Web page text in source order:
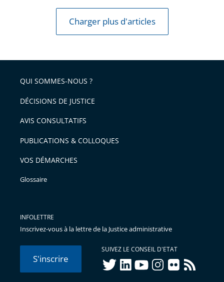
le
Charger plus d'articles
QUI SOMMES-NOUS ?
DÉCISIONS DE JUSTICE
AVIS CONSULTATIFS
PUBLICATIONS & COLLOQUES
VOS DÉMARCHES
Glossaire
INFOLETTRE
Inscrivez-vous à la lettre de la Justice administrative
S'inscrire
SUIVEZ LE CONSEIL D'ETAT
twitterlinkedInyoutubeinstagram
flickr rss